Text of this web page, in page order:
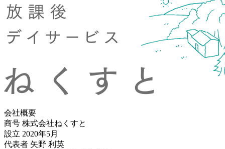
会社概要
商号 株式会社ねくすと
設立 2020年5月
代表者 矢野 利英